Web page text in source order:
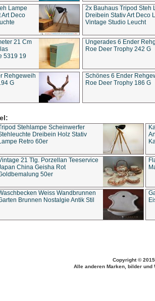
Lampe
Art Deco
2x Bauhaus Tripod Steh
Dreibein Stativ Art Deco
Vintage Studio Leucht
21 Cm
5319 19
Ungerades 6 Ender
Roe Deer Trophy 242 G
Rehgeweih
G
Schönes 6 Ender
Roe Deer Trophy 186 G
Stehlampe Scheinwerfer
Dreibein Holz Stativ
Retro 60er
21 Tlg. Porzellan Teeservice
China Geisha Rot
50er
Weiss Wandbrunnen
Brunnen Nostalgie Antik Stil
Copyright ©
Alle anderen Marken, bilder und